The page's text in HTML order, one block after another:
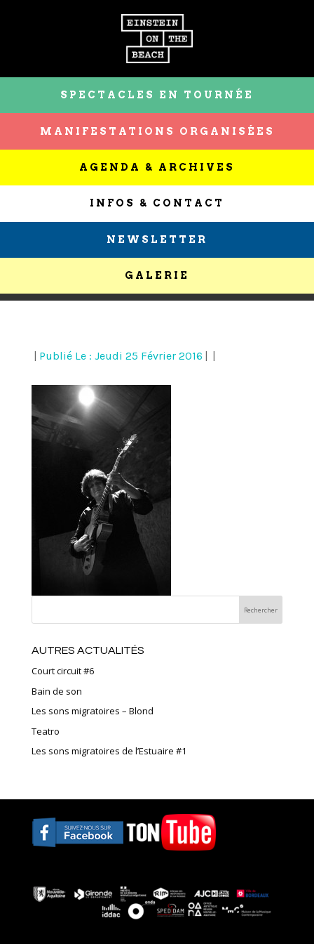
SPECTACLES EN TOURNÉE
MANIFESTATIONS ORGANISÉES
AGENDA & ARCHIVES
INFOS & CONTACT
NEWSLETTER
GALERIE
Publié Le : Jeudi 25 Février 2016
AUTRES ACTUALITÉS
Court circuit #6
Bain de son
Les sons migratoires – Blond
Teatro
Les sons migratoires de l’Estuaire #1